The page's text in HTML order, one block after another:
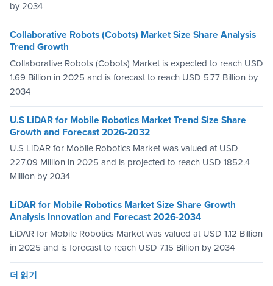
by 2034
Collaborative Robots (Cobots) Market Size Share Analysis
Trend Growth
Collaborative Robots (Cobots) Market is expected to reach USD
1.69 Billion in 2025 and is forecast to reach USD 5.77 Billion by
2034
U.S LiDAR for Mobile Robotics Market Trend Size Share
Growth and Forecast 2026-2032
U.S LiDAR for Mobile Robotics Market was valued at USD
227.09 Million in 2025 and is projected to reach USD 1852.4
Million by 2034
LiDAR for Mobile Robotics Market Size Share Growth
Analysis Innovation and Forecast 2026-2034
LiDAR for Mobile Robotics Market was valued at USD 1.12 Billion
in 2025 and is forecast to reach USD 7.15 Billion by 2034
더 읽기